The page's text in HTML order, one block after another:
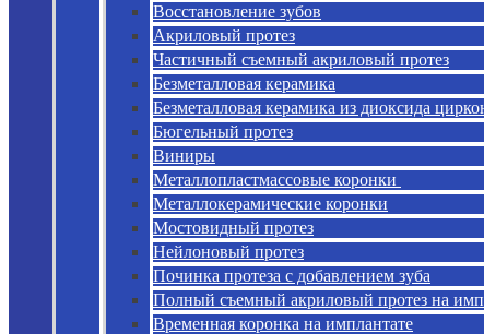
Восстановление зубов
Акриловый протез
Частичный съемный акриловый протез
Безметалловая керамика
Безметалловая керамика из диоксида
Бюгельный протез
Виниры
Металлопластмассовые коронки
Металлокерамические коронки
Мостовидный протез
Нейлоновый протез
Починка протеза с добавлением зуба
Полный съемный акриловый протез на
Временная коронка на имплантате